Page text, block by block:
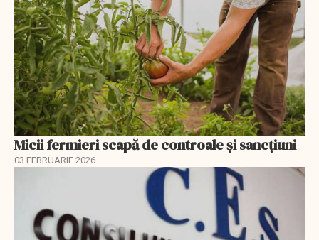
Micii fermieri scapă de controale și sancțiuni
03 FEBRUARIE 2026